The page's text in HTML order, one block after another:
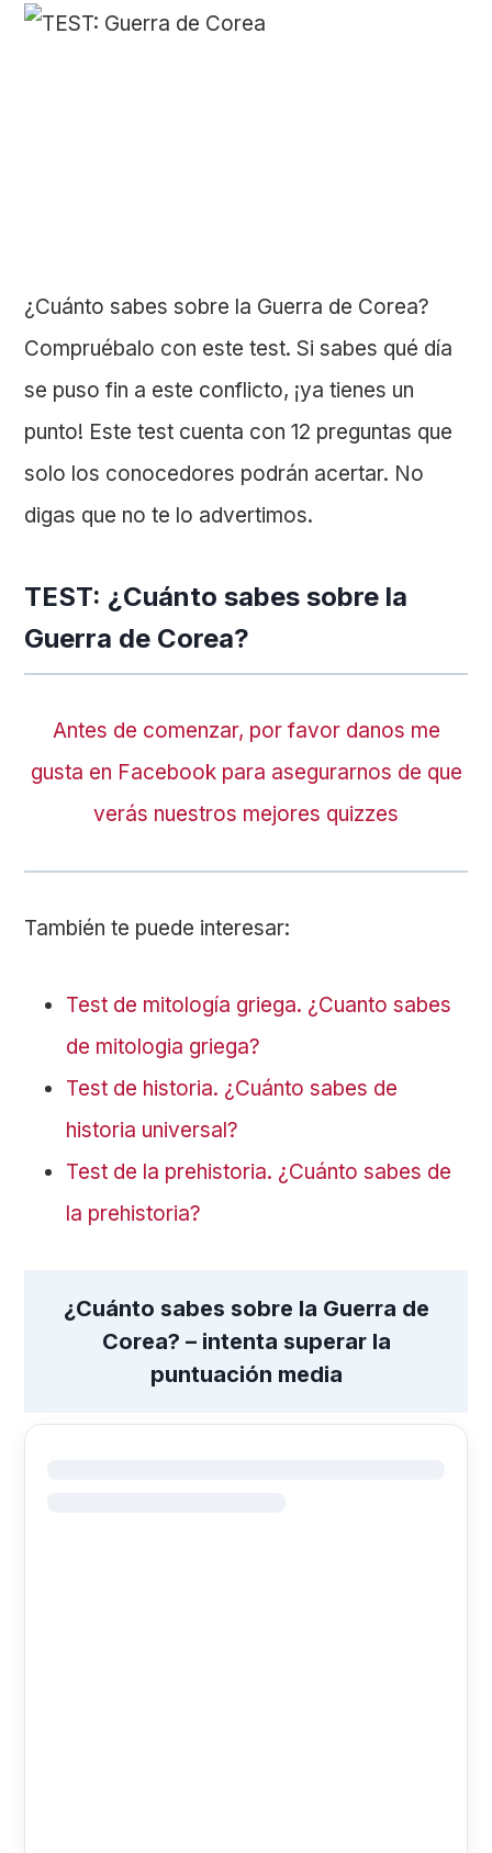
¿Cuánto sabes sobre la Guerra de Corea?
Compruébalo con este test. Si sabes qué día
se puso fin a este conflicto, ¡ya tienes un
punto! Este test cuenta con 12 preguntas que
solo los conocedores podrán acertar. No
digas que no te lo advertimos.
TEST: ¿Cuánto sabes sobre la
Guerra de Corea?
Antes de comenzar, por favor danos me
gusta en Facebook para asegurarnos de que
verás nuestros mejores quizzes
También te puede interesar:
Test de mitología griega. ¿Cuanto sabes
de mitologia griega?
Test de historia. ¿Cuánto sabes de
historia universal?
Test de la prehistoria. ¿Cuánto sabes de
la prehistoria?
¿Cuánto sabes sobre la Guerra de
Corea? – intenta superar la
puntuación media